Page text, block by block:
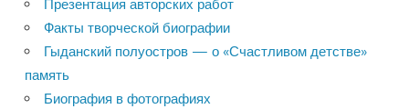
Презентация авторских работ
Факты творческой биографии
Гыданский полуостров — о «Счастливом детстве»
память
Биография в фотографиях